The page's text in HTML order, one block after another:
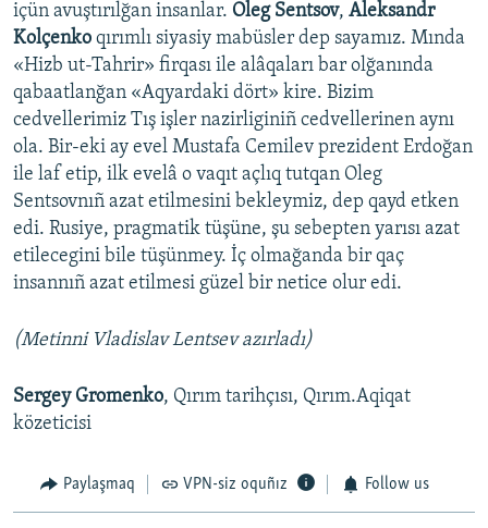
içün avuştırılğan insanlar. Oleg Sentsov, Aleksandr
Kolçenko qırımlı siyasiy mabüsler dep sayamız. Mında
«Hizb ut-Tahrir» firqası ile alâqaları bar olğanında
qabaatlanğan «Aqyardaki dört» kire. Bizim
cedvellerimiz Tış işler nazirliginiñ cedvellerinen aynı
ola. Bir-eki ay evel Mustafa Cemilev prezident Erdoğan
ile laf etip, ilk evelâ o vaqıt açlıq tutqan Oleg
Sentsovnıñ azat etilmesini bekleymiz, dep qayd etken
edi. Rusiye, pragmatik tüşüne, şu sebepten yarısı azat
etilecegini bile tüşünmey. İç olmağanda bir qaç
insannıñ azat etilmesi güzel bir netice olur edi.
(Metinni Vladislav Lentsev azırladı)
Sergey Gromenko, Qırım tarihçısı, Qırım.Aqiqat
közeticisi​
Paylaşmaq VPN-siz oquñız Follow us